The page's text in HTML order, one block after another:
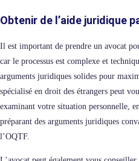
Obtenir de l’aide juridique
Il est important de prendre un avocat
car le processus est complexe et
arguments juridiques solides pour
spécialisé en droit des étrangers peut
examinant votre situation personnelle,
préparant des arguments juridiques
l’OQTF.